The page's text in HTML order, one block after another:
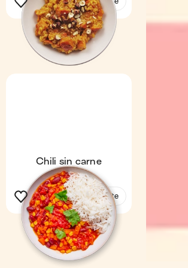
Chili sin carne
Voir la recette